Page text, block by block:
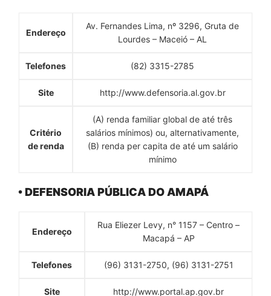
Endereço
Av. Fernandes Lima, nº 3296, Gruta de
Lourdes – Maceió – AL
Telefones (82) 3315-2785
Site http://www.defensoria.al.gov.br
Critério
de renda
(A) renda familiar global de até três
salários mínimos) ou, alternativamente,
(B) renda per capita de até um salário
mínimo
• DEFENSORIA PÚBLICA DO AMAPÁ
Endereço
Rua Eliezer Levy, n° 1157 – Centro –
Macapá – AP
Telefones (96) 3131-2750, (96) 3131-2751
Site http://www.portal.ap.gov.br